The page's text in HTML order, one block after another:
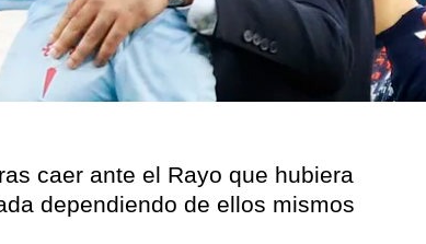
caer ante el Rayo que hubiera
dependiendo de ellos mismos